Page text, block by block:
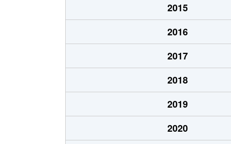
2015
2016
2017
2018
2019
2020